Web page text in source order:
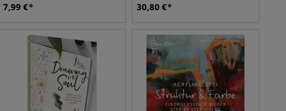
7,99 € 30,80 €